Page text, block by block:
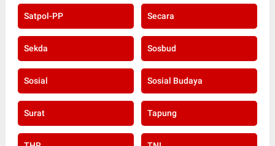
Satpol-PP Secara
Sekda Sosbud
Sosial Sosial Budaya
Surat Tapung